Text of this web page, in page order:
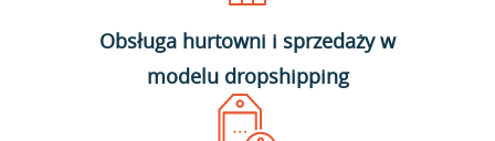
Obsługa hurtowni i sprzedaży w
modelu dropshipping